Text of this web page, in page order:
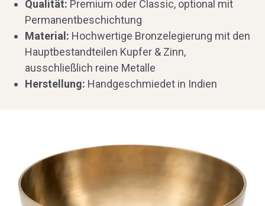
Qualität: Premium oder Classic, optional mit
Permanentbeschichtung
Material: Hochwertige Bronzelegierung mit den
Hauptbestandteilen Kupfer & Zinn,
ausschließlich reine Metalle
Herstellung: Handgeschmiedet in Indien